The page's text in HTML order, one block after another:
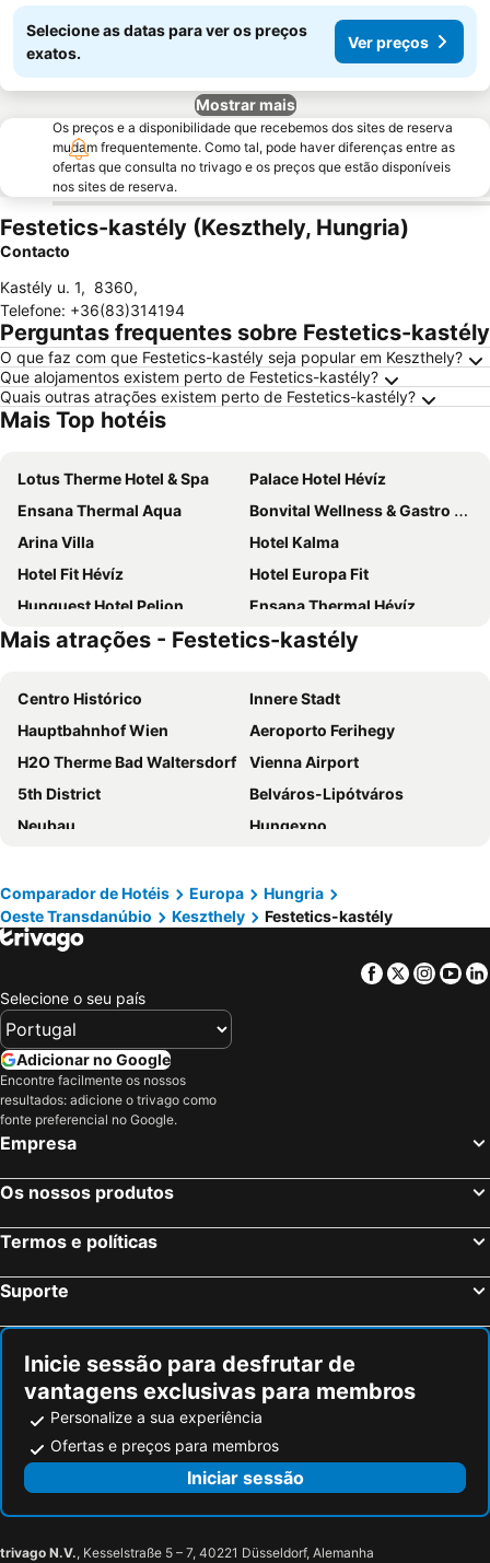
Selecione as datas para ver os preços
exatos.
Ver preços
Mostrar mais
Os preços e a disponibilidade que recebemos dos sites de reserva
mudam frequentemente. Como tal, pode haver diferenças entre as
ofertas que consulta no trivago e os preços que estão disponíveis
nos sites de reserva.
Festetics-kastély (Keszthely, Hungria)
Contacto
Kastély u. 1, 8360,
Telefone: +36(83)314194
Perguntas frequentes sobre Festetics-kastély
O que faz com que Festetics-kastély seja popular em Keszthely?
Que alojamentos existem perto de Festetics-kastély?
Quais outras atrações existem perto de Festetics-kastély?
Mais Top hotéis
Lotus Therme Hotel & Spa
Palace Hotel Hévíz
Ensana Thermal Aqua
Bonvital Wellness & Gastro Hotel
Arina Villa
Hotel Kalma
Hotel Fit Hévíz
Hotel Europa Fit
Hunguest Hotel Pelion
Ensana Thermal Hévíz
Villa Ladver
Villa Mediterran
Mais atrações - Festetics-kastély
Centro Histórico
Innere Stadt
Hauptbahnhof Wien
Aeroporto Ferihegy
H2O Therme Bad Waltersdorf
Vienna Airport
5th District
Belváros-Lipótváros
Neubau
Hungexpo
Terézváros
Wiener Christkindlmarkt
Basílica de Santo Estêvão
Mariahilf
Landstraße
Staatsoper
Mercado Central
Prefeitura de Viena
Aquaworld Budapest
Stephansdom
Estação Ferroviária Nyugati Budapest
Cidade Velha
Singerstraße
Wieden
Universidade de Viena
Buda Castle
Buda Castle
Vorosmarty Square
Simmering
Europa
Ponte das Correntes
Keleti Train Station
Szechenyi Thermal Bath
Albertina
Budapest Congress & World Trade Center
Festetics-kastély
Keszthely Downtown
Keszthely harbor
Lido strand
Hévízi Gyógytó
Saint Marton's day festival
Comparador de Hotéis Europa
Hungria
Oeste Transdanúbio
Keszthely Festetics-kastély
Facebook
Twitter
Selecione o seu país
Adicionar no Google
Encontre facilmente os nossos
resultados: adicione o trivago como
fonte preferencial no Google.
Empresa
Os nossos produtos
Termos e políticas
Suporte
Inicie sessão para desfrutar de
vantagens exclusivas para membros
Personalize a sua experiência
Ofertas e preços para membros
Iniciar sessão
trivago N.V., Kesselstraße 5 – 7, 40221 Düsseldorf, Alemanha